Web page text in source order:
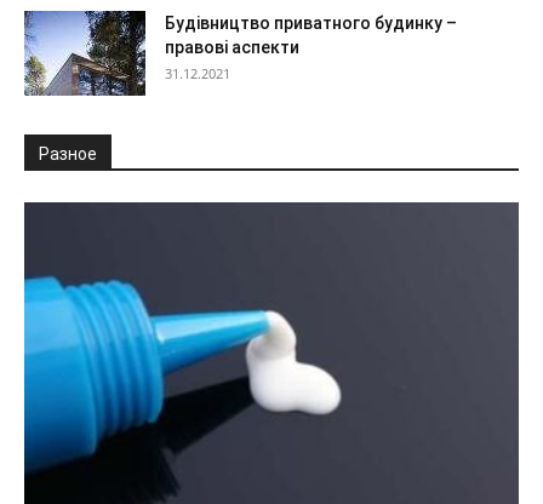
Будівництво приватного будинку –
правові аспекти
31.12.2021
Разное